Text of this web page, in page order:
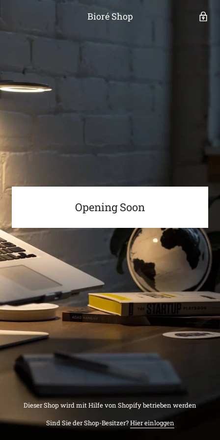
Bioré Shop
Opening Soon
Dieser Shop wird mit Hilfe von Shopify betrieben werden
Sind Sie der Shop-Besitzer?Hier einloggen